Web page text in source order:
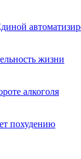
жизни
алкоголя
похудению